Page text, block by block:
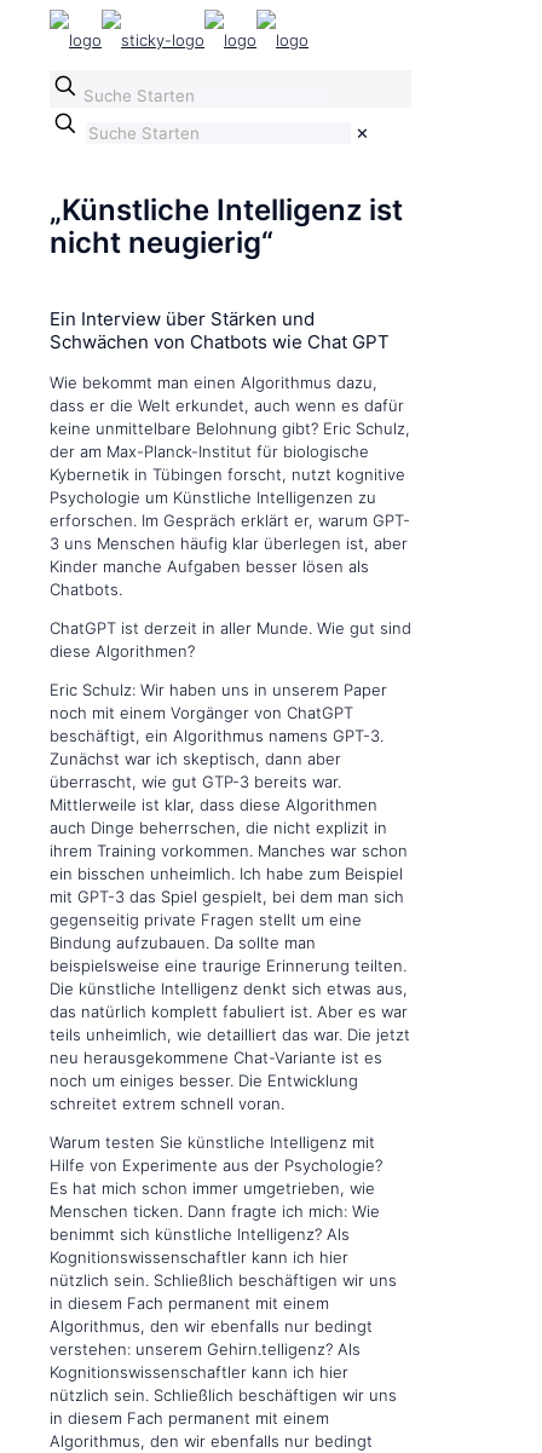
✕
„Künstliche Intelligenz ist
nicht neugierig“
Ein Interview über Stärken und
Schwächen von Chatbots wie Chat GPT
Wie bekommt man einen Algorithmus dazu,
dass er die Welt erkundet, auch wenn es dafür
keine unmittelbare Belohnung gibt? Eric Schulz,
der am Max-Planck-Institut für biologische
Kybernetik in Tübingen forscht, nutzt kognitive
Psychologie um Künstliche Intelligenzen zu
erforschen. Im Gespräch erklärt er, warum GPT-
3 uns Menschen häufig klar überlegen ist, aber
Kinder manche Aufgaben besser lösen als
Chatbots.
ChatGPT ist derzeit in aller Munde. Wie gut sind
diese Algorithmen?
Eric Schulz: Wir haben uns in unserem Paper
noch mit einem Vorgänger von ChatGPT
beschäftigt, ein Algorithmus namens GPT-3.
Zunächst war ich skeptisch, dann aber
überrascht, wie gut GTP-3 bereits war.
Mittlerweile ist klar, dass diese Algorithmen
auch Dinge beherrschen, die nicht explizit in
ihrem Training vorkommen. Manches war schon
ein bisschen unheimlich. Ich habe zum Beispiel
mit GPT-3 das Spiel gespielt, bei dem man sich
gegenseitig private Fragen stellt um eine
Bindung aufzubauen. Da sollte man
beispielsweise eine traurige Erinnerung teilten.
Die künstliche Intelligenz denkt sich etwas aus,
das natürlich komplett fabuliert ist. Aber es war
teils unheimlich, wie detailliert das war. Die jetzt
neu herausgekommene Chat-Variante ist es
noch um einiges besser. Die Entwicklung
schreitet extrem schnell voran.
Warum testen Sie künstliche Intelligenz mit
Hilfe von Experimente aus der Psychologie?
Es hat mich schon immer umgetrieben, wie
Menschen ticken. Dann fragte ich mich: Wie
benimmt sich künstliche Intelligenz? Als
Kognitionswissenschaftler kann ich hier
nützlich sein. Schließlich beschäftigen wir uns
in diesem Fach permanent mit einem
Algorithmus, den wir ebenfalls nur bedingt
verstehen: unserem Gehirn.telligenz? Als
Kognitionswissenschaftler kann ich hier
nützlich sein. Schließlich beschäftigen wir uns
in diesem Fach permanent mit einem
Algorithmus, den wir ebenfalls nur bedingt